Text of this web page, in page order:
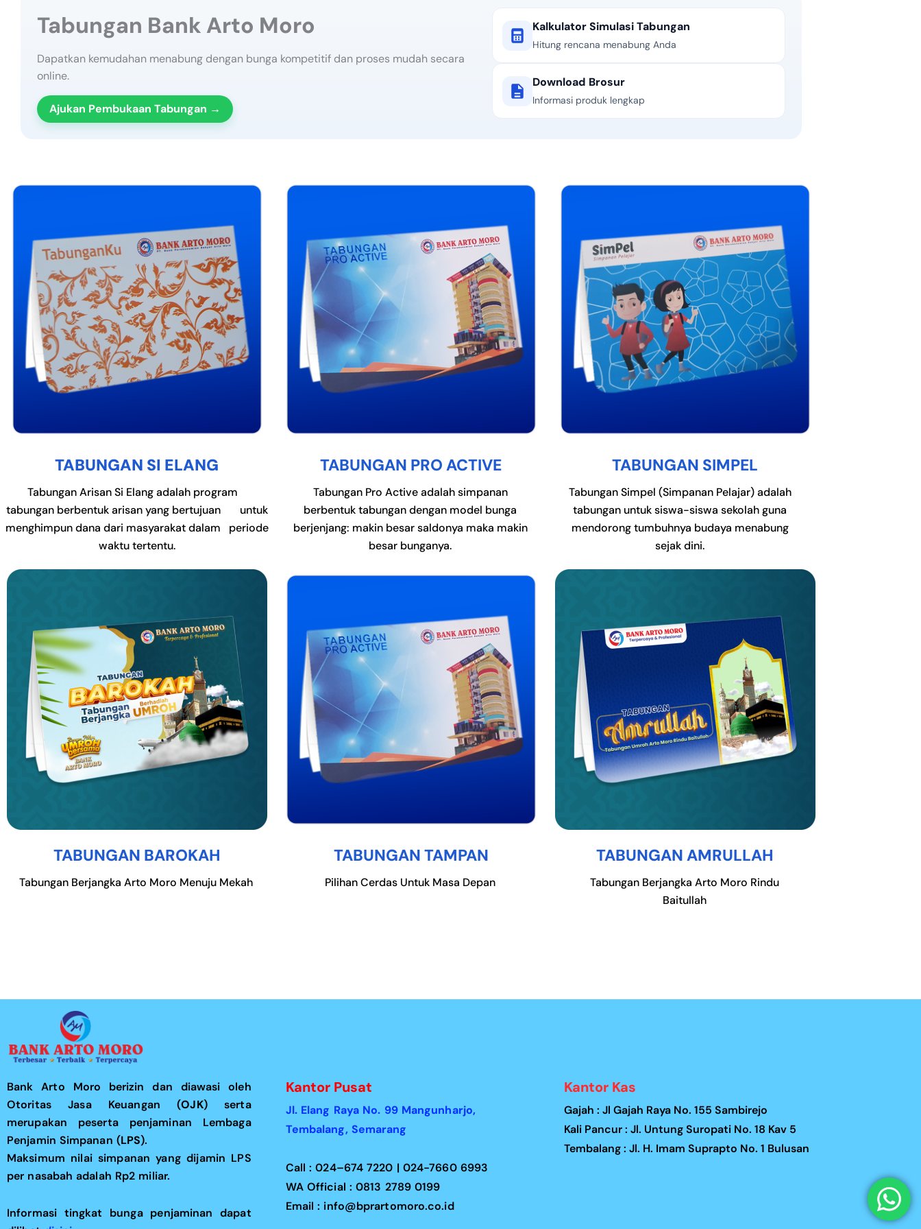
Tabungan Bank Arto Moro
Dapatkan kemudahan menabung dengan bunga kompetitif dan proses mudah secara
online.
Ajukan Pembukaan Tabungan →
Kalkulator Simulasi Tabungan
Hitung rencana menabung Anda
Download Brosur
Informasi produk lengkap
TABUNGAN SI ELANG
Tabungan Arisan Si Elang adalah program
tabungan berbentuk arisan yang bertujuan untuk
menghimpun dana dari masyarakat dalam periode
waktu tertentu.
TABUNGAN BAROKAH
Tabungan Berjangka Arto Moro Menuju Mekah
TABUNGAN PRO ACTIVE
Tabungan Pro Active adalah simpanan
berbentuk tabungan dengan model bunga
berjenjang: makin besar saldonya maka makin
besar bunganya.
TABUNGAN TAMPAN
Pilihan Cerdas Untuk Masa Depan
TABUNGAN SIMPEL
Tabungan Simpel (Simpanan Pelajar) adalah
tabungan untuk siswa-siswa sekolah guna
mendorong tumbuhnya budaya menabung
sejak dini.
TABUNGAN AMRULLAH
Tabungan Berjangka Arto Moro Rindu
Baitullah
Bank Arto Moro berizin dan diawasi oleh
Otoritas Jasa Keuangan (OJK) serta
merupakan peserta penjaminan Lembaga
Penjamin Simpanan (LPS).
Maksimum nilai simpanan yang dijamin LPS
per nasabah adalah Rp2 miliar.
Informasi tingkat bunga penjaminan dapat
Kantor Pusat
Jl. Elang Raya No. 99 Mangunharjo,
Tembalang, Semarang
Call : 024–674 7220 | 024-7660 6993
WA Official : 0813 2789 0199
Email : info@bprartomoro.co.id
Kantor Kas
Gajah : Jl Gajah Raya No. 155 Sambirejo
Kali Pancur : Jl. Untung Suropati No. 18 Kav 5
Tembalang : Jl. H. Imam Suprapto No. 1 Bulusan